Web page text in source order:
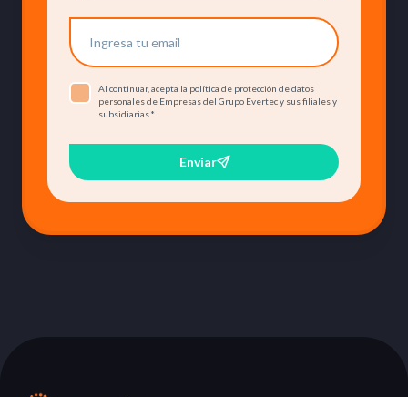
Al continuar, acepta la política de protección de datos
personales de Empresas del Grupo Evertec y sus filiales y
subsidiarias.*
Enviar